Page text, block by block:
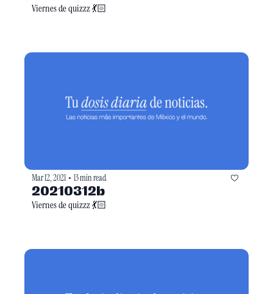
Viernes de quizzz 💃🏻
Mar 12, 2021 • 13 min read
20210312b
Viernes de quizzz 💃🏻